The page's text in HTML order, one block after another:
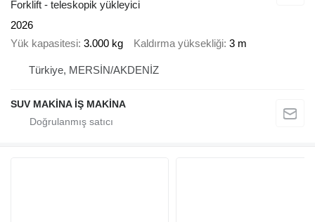
Forklift - teleskopik yükleyici
2026
Yük kapasitesi 3.000 kg Kaldırma yüksekliği 3 m
Türkiye, MERSİN/AKDENİZ
SUV MAKİNA İŞ MAKİNA